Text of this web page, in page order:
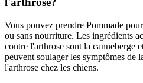
Vous pouvez prendre Pommade
ou sans nourriture. Les ingrédients
contre l'arthrose sont la canneberge
peuvent soulager les symptômes de
l'arthrose chez les chiens.